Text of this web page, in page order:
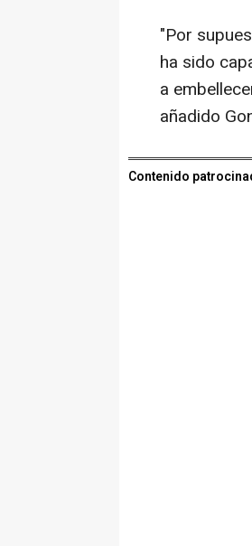
"Por
ha sido
a
añadido
Contenido